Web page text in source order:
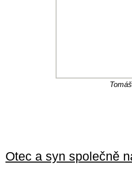
Otec a syn společně